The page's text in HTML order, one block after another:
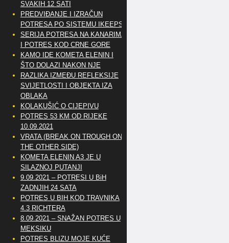
SVAKIH 12 SATI
PREDVIĐANJE I IZRAČUN
POTRESA PO SISTEMU IKEEPS
SERIJA POTRESA NA KANARIMA
I POTRES KOD CRNE GORE
KAMO IDE KOMETA ELENIN I
ŠTO DOLAZI NAKON NJE
RAZLIKA IZMEĐU REFLEKSIJE
SVIJETLOSTI I OBJEKTA IZA
OBLAKA
KOLAKUŠIĆ O CIJEPIVU
POTRES 53 KM OD RIJEKE
10.09.2021
VRATA (BREAK ON TROUGH ON
THE OTHER SIDE)
KOMETA ELENIN A3 JE U
SILAZNOJ PUTANJI
9.09.2021 – POTRESI U BiH
ZADNJIH 24 SATA
POTRES U BIH KOD TRAVNIKA
4.3 RICHTERA
8.09.2021 – SNAŽAN POTRES U
MEKSIKU
POTRES BLIZU MOJE KUĆE